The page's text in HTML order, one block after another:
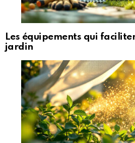
Les équipements qui
jardin